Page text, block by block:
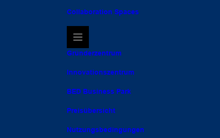
Collaboration Spaces
Gründerzentrum
Innovationszentrum
BED Business Park
Preisübersicht
Nutzungsbedingungen